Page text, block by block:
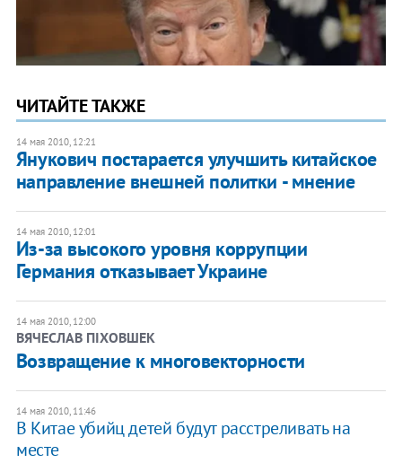
ЧИТАЙТЕ ТАКЖЕ
14 мая 2010, 12:21
Янукович постарается улучшить китайское
направление внешней политки - мнение
14 мая 2010, 12:01
Из-за высокого уровня коррупции
Германия отказывает Украине
14 мая 2010, 12:00
ВЯЧЕСЛАВ ПІХОВШЕК
Возвращение к многовекторности
14 мая 2010, 11:46
В Китае убийц детей будут расстреливать на
месте